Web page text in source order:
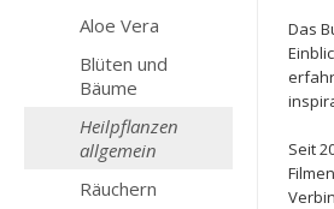
Aloe Vera
Blüten und
Bäume
Heilpflanzen
allgemein
Räuchern
Das
Seit